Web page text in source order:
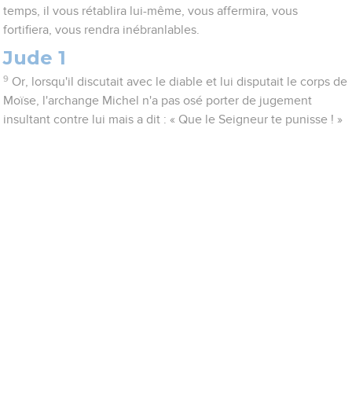
temps, il vous rétablira lui-même, vous affermira, vous
fortifiera, vous rendra inébranlables.
Jude 1
9 Or, lorsqu'il discutait avec le diable et lui disputait le corps de
Moïse, l'archange Michel n'a pas osé porter de jugement
insultant contre lui mais a dit : « Que le Seigneur te punisse ! »